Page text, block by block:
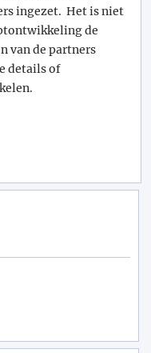
ingezet. Het is niet
de
van de partners
details of